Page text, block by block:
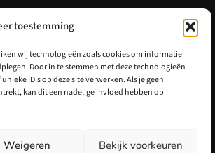
toestemming
wij technologieën zoals cookies om informatie
Door in te stemmen met deze technologieën
ID's op deze site verwerken. Als je geen
kan dit een nadelige invloed hebben op
Weigeren Bekijk voorkeuren
Garantie en klachten
Echtheid reviews